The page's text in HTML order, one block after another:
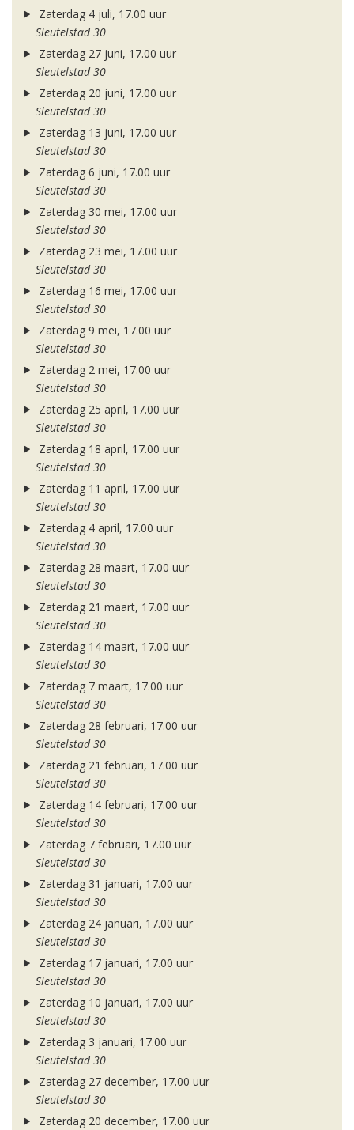
Zaterdag 4 juli, 17.00 uur
Sleutelstad 30
Zaterdag 27 juni, 17.00 uur
Sleutelstad 30
Zaterdag 20 juni, 17.00 uur
Sleutelstad 30
Zaterdag 13 juni, 17.00 uur
Sleutelstad 30
Zaterdag 6 juni, 17.00 uur
Sleutelstad 30
Zaterdag 30 mei, 17.00 uur
Sleutelstad 30
Zaterdag 23 mei, 17.00 uur
Sleutelstad 30
Zaterdag 16 mei, 17.00 uur
Sleutelstad 30
Zaterdag 9 mei, 17.00 uur
Sleutelstad 30
Zaterdag 2 mei, 17.00 uur
Sleutelstad 30
Zaterdag 25 april, 17.00 uur
Sleutelstad 30
Zaterdag 18 april, 17.00 uur
Sleutelstad 30
Zaterdag 11 april, 17.00 uur
Sleutelstad 30
Zaterdag 4 april, 17.00 uur
Sleutelstad 30
Zaterdag 28 maart, 17.00 uur
Sleutelstad 30
Zaterdag 21 maart, 17.00 uur
Sleutelstad 30
Zaterdag 14 maart, 17.00 uur
Sleutelstad 30
Zaterdag 7 maart, 17.00 uur
Sleutelstad 30
Zaterdag 28 februari, 17.00 uur
Sleutelstad 30
Zaterdag 21 februari, 17.00 uur
Sleutelstad 30
Zaterdag 14 februari, 17.00 uur
Sleutelstad 30
Zaterdag 7 februari, 17.00 uur
Sleutelstad 30
Zaterdag 31 januari, 17.00 uur
Sleutelstad 30
Zaterdag 24 januari, 17.00 uur
Sleutelstad 30
Zaterdag 17 januari, 17.00 uur
Sleutelstad 30
Zaterdag 10 januari, 17.00 uur
Sleutelstad 30
Zaterdag 3 januari, 17.00 uur
Sleutelstad 30
Zaterdag 27 december, 17.00 uur
Sleutelstad 30
Zaterdag 20 december, 17.00 uur